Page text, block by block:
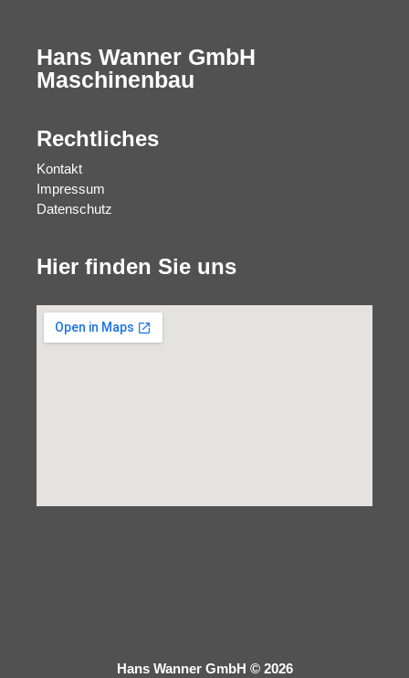
Hans Wanner GmbH
Maschinenbau
Rechtliches
Kontakt
Impressum
Datenschutz
Hier finden Sie uns
Hans Wanner GmbH © 2026